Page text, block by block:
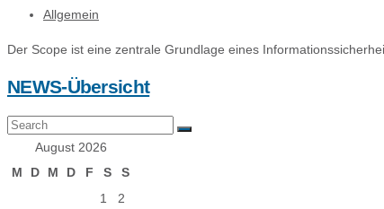
Allgemein
Der Scope ist eine zentrale Grundlage eines
NEWS-Übersicht
August 2026
M
D M D F S
S
1
2